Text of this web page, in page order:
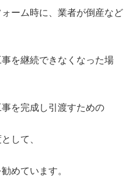
ーム時に、業者が倒産など
を継続できなくなった場
を完成し引渡すための
して、
勧めています。